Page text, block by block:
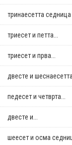
тринаесетта седница -
триесет и петта...
триесет и прва...
двестe и
педесет и четврта...
двестe и...
шеесет и осма